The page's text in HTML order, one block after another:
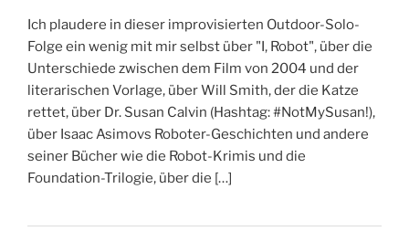
Ich plaudere in dieser improvisierten Outdoor-Solo-
Folge ein wenig mit mir selbst über "I, Robot", über die
Unterschiede zwischen dem Film von 2004 und der
literarischen Vorlage, über Will Smith, der die Katze
rettet, über Dr. Susan Calvin (Hashtag: #NotMySusan!),
über Isaac Asimovs Roboter-Geschichten und andere
seiner Bücher wie die Robot-Krimis und die
Foundation-Trilogie, über die […]